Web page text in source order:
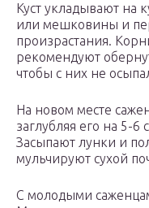
Куст укладывают на
или мешковины и
произрастания.
рекомендуют
чтобы с них не
На новом месте
заглубляя его на 5-
Засыпают лунки и
мульчируют сухой
С молодыми